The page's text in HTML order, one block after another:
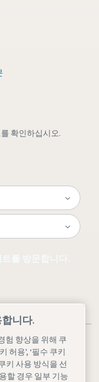
확인하십시오.
리접근성 사이트맵
니다.
험 향상을 위해 쿠
허용’, ‘필수 쿠키
키 사용 방식을 선
할 경우 일부 기능